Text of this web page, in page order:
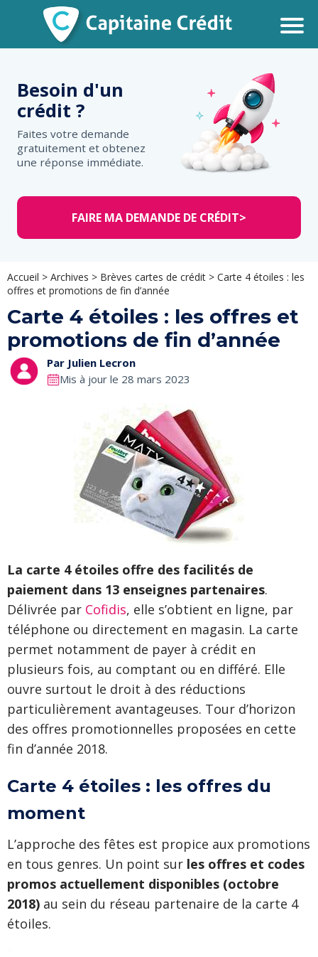
Besoin d'un
crédit ?
Faites votre demande
gratuitement et obtenez
une réponse immédiate.
FAIRE MA DEMANDE DE CRÉDIT>
Accueil > Archives > Brèves cartes de crédit > Carte 4 étoiles : les
offres et promotions de fin d’année
Carte 4 étoiles : les offres et
promotions de fin d’année
Par Julien Lecron
Mis à jour le 28 mars 2023
La carte 4 étoiles offre des facilités de
paiement dans 13 enseignes partenaires.
Délivrée par Cofidis, elle s’obtient en ligne, par
téléphone ou directement en magasin. La carte
permet notamment de payer à crédit en
plusieurs fois, au comptant ou en différé. Elle
ouvre surtout le droit à des réductions
particulièrement avantageuses. Tour d’horizon
des offres promotionnelles proposées en cette
fin d’année 2018.
Carte 4 étoiles : les offres du
moment
L’approche des fêtes est propice aux promotions
en tous genres. Un point sur les offres et codes
promos actuellement disponibles (octobre
2018) au sein du réseau partenaire de la carte 4
étoiles.